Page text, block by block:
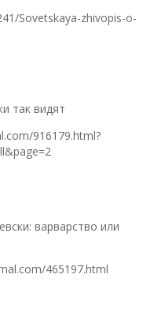
Sovetskaya-zhivopis-o-
так видят
916179.html?
варварство или
465197.html